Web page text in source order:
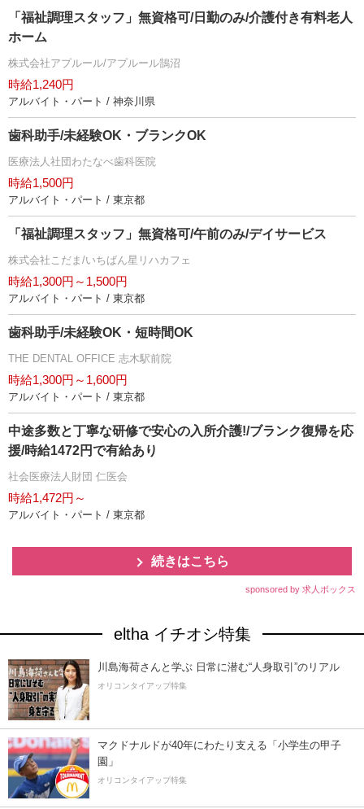
「福祉調理スタッフ」無資格可/日勤のみ/介護付き有料老人
ホーム
株式会社アプルール/アプルール鵠沼
時給1,240円
アルバイト・パート / 神奈川県
歯科助手/未経験OK・ブランクOK
医療法人社団わたなべ歯科医院
時給1,500円
アルバイト・パート / 東京都
「福祉調理スタッフ」無資格可/午前のみ/デイサービス
株式会社こだま/いちばん星リハカフェ
時給1,300円～1,500円
アルバイト・パート / 東京都
歯科助手/未経験OK・短時間OK
THE DENTAL OFFICE 志木駅前院
時給1,300円～1,600円
アルバイト・パート / 東京都
中途多数と丁寧な研修で安心の入所介護!/ブランク復帰を応
援/時給1472円で有給あり
社会医療法人財団 仁医会
時給1,472円～
アルバイト・パート / 東京都
続きはこちら
sponsored by 求人ボックス
eltha イチオシ特集
川島海荷さんと学ぶ 日常に潜む“人身取引”のリアル
オリコンタイアップ特集
マクドナルドが40年にわたり支える「小学生の甲子
園」
オリコンタイアップ特集